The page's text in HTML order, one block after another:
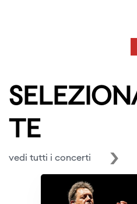
TE
vedi tutti i concerti